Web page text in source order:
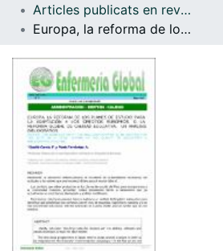
Com
Articles publicats en revistes (Infermeria Fonamental i Clínica)
Europa, la reforma de los planes de estudio para la adaptación a los créditos Europeos, o la reforma global de calidad ecucativa. Un análisis bibliográfico